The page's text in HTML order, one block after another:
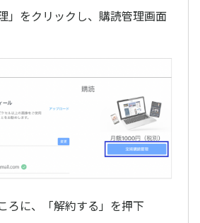
」をクリックし、購読管理画面
ろに、「解約する」を押下